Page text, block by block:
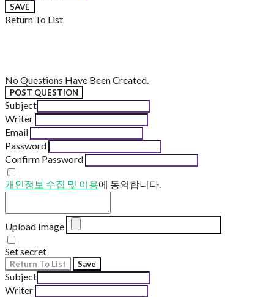
SAVE
Return To List
No Questions Have Been Created.
POST QUESTION
Subject
Writer
Email
Password
Confirm Password
개인정보 수집 및 이용에 동의합니다.
Upload Image
Set secret
Return To List Save
Subject
Writer